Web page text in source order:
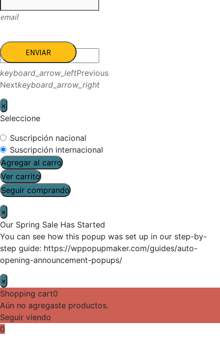
email
ENVIAR
keyboard_arrow_leftPrevious
Nextkeyboard_arrow_right
×
Seleccione
Suscripción nacional
Suscripción internacional
Agregar al carro
Ver carrito
Seguir comprando
×
Our Spring Sale Has Started
You can see how this popup was set up in our step-by-
step guide: https://wppopupmaker.com/guides/auto-
opening-announcement-popups/
×
Shopping cart0
Aún no agregaste productos.
Seguir viendo
0